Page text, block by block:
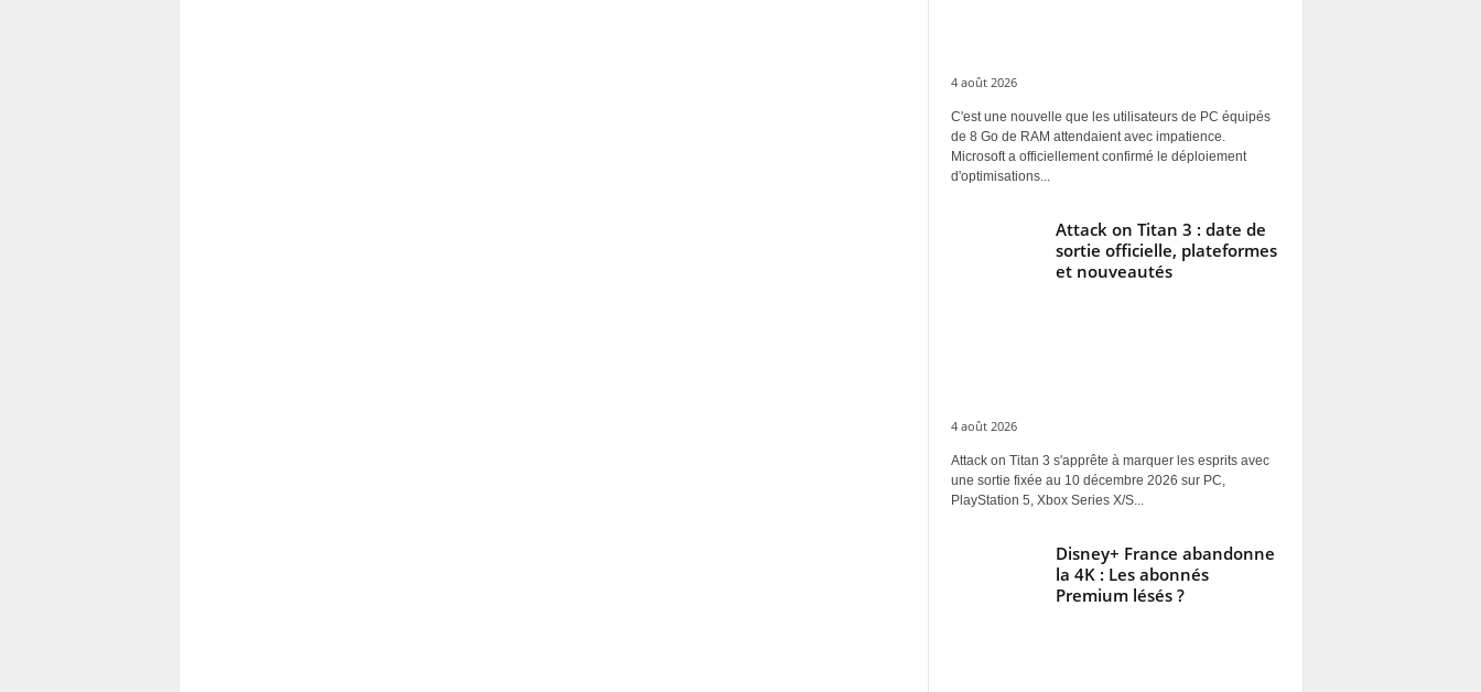
4 août 2026
C'est une nouvelle que les utilisateurs de PC équipés
de 8 Go de RAM attendaient avec impatience.
Microsoft a officiellement confirmé le déploiement
d'optimisations...
Attack on Titan 3 : date de
sortie officielle, plateformes
et nouveautés
4 août 2026
Attack on Titan 3 s'apprête à marquer les esprits avec
une sortie fixée au 10 décembre 2026 sur PC,
PlayStation 5, Xbox Series X/S...
Disney+ France abandonne
la 4K : Les abonnés
Premium lésés ?